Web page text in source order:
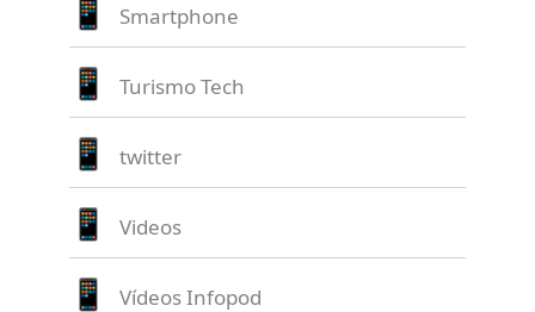
Smartphone
Turismo Tech
twitter
Videos
Vídeos Infopod